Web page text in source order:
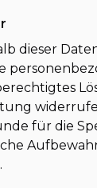
dieser
für die